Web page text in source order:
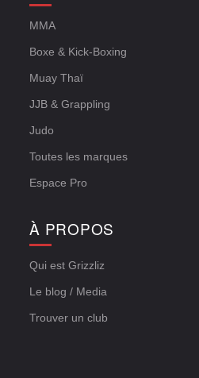
MMA
Boxe & Kick-Boxing
Muay Thaï
JJB & Grappling
Judo
Toutes les marques
Espace Pro
À PROPOS
Qui est Grizzliz
Le blog / Media
Trouver un club